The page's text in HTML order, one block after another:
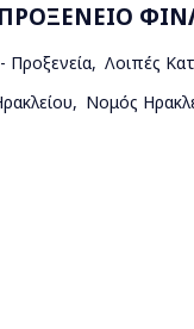
Προξενεία Λοιπές
Νομός